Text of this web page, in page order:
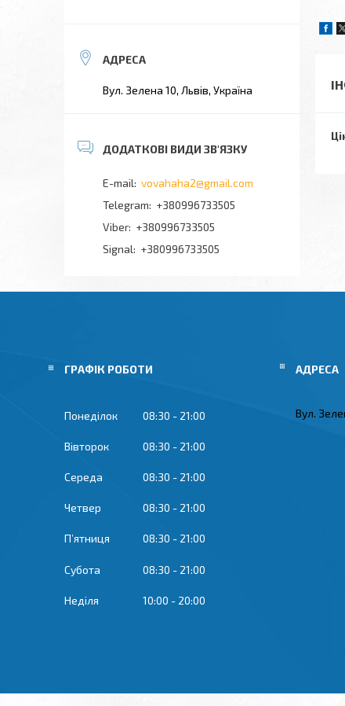
Вул. Зелена 10, Львів, Україна
vovahaha2@gmail.com
+380996733505
+380996733505
Signal
+380996733505
ГРАФІК РОБОТИ
Понеділок 08:30 21:00
Вівторок 08:30 21:00
Середа 08:30 21:00
Четвер 08:30 21:00
Пʼятниця 08:30 21:00
Субота 08:30 21:00
Неділя 10:00 20:00
Вул.